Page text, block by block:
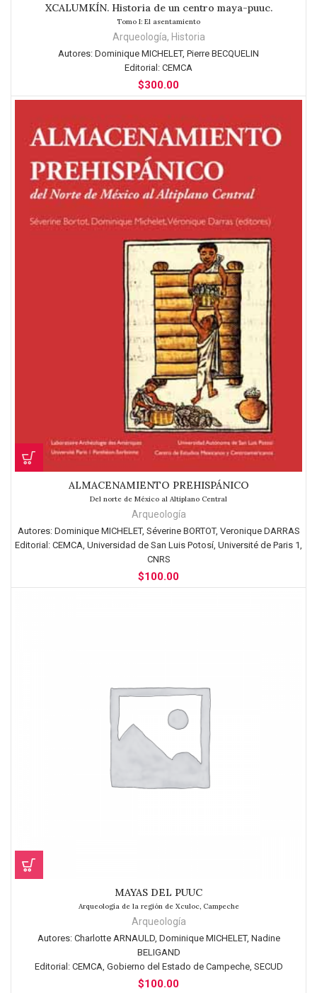
XCALUMKÍN. Historia de un centro maya-puuc.
Tomo I: El asentamiento
Arqueología, Historia
Autores: Dominique MICHELET, Pierre BECQUELIN
Editorial: CEMCA
$300.00
ALMACENAMIENTO PREHISPÁNICO
Del norte de México al Altiplano Central
Arqueología
Autores:Dominique MICHELET, Séverine BORTOT, Veronique DARRAS
Editorial: CEMCA, Universidad de San Luis Potosí, Université de Paris 1,
CNRS
$100.00
MAYAS DEL PUUC
Arqueología de la región de Xculoc, Campeche
Arqueología
Autores:Charlotte ARNAULD, Dominique MICHELET, Nadine
BELIGAND
Editorial:CEMCA, Gobierno del Estado de Campeche, SECUD
$100.00